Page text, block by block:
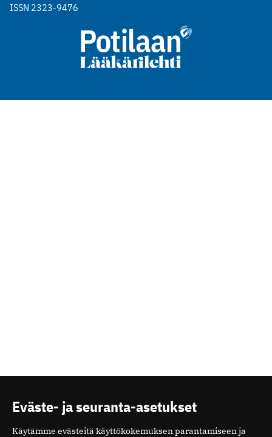
ISSN 2323-9476
Eväste- ja seuranta-asetukset
Käytämme evästeitä käyttökokemuksen parantamiseen ja